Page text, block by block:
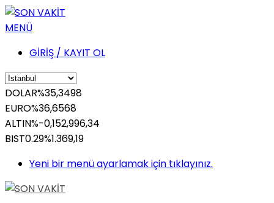
MENÜ
GİRİŞ / KAYIT OL
DOLAR%35,3498
EURO%36,6568
ALTIN%-0,152,996,34
BIST0.29%1.369,19
Yeni bir menü ayarlamak için tıklayınız.